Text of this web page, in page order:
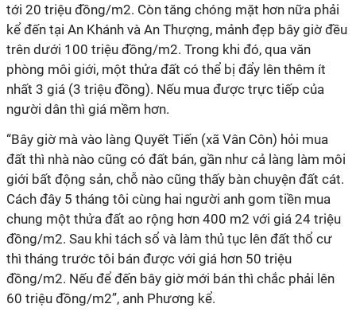
tới 20 triệu đồng/m2. Còn tăng chóng mặt hơn nữa phải
kể đến tại An Khánh và An Thượng, mảnh đẹp bây giờ đều
trên dưới 100 triệu đồng/m2. Trong khi đó, qua văn
phòng môi giới, một thửa đất có thể bị đẩy lên thêm ít
nhất 3 giá (3 triệu đồng). Nếu mua được trực tiếp của
người dân thì giá mềm hơn.
“Bây giờ mà vào làng Quyết Tiến (xã Vân Côn) hỏi mua
đất thì nhà nào cũng có đất bán, gần như cả làng làm môi
giới bất động sản, chỗ nào cũng thấy bàn chuyện đất cát.
Cách đây 5 tháng tôi cùng hai người anh gom tiền mua
chung một thửa đất ao rộng hơn 400 m2 với giá 24 triệu
đồng/m2. Sau khi tách sổ và làm thủ tục lên đất thổ cư
thì tháng trước tôi bán được với giá hơn 50 triệu
đồng/m2. Nếu để đến bây giờ mới bán thì chắc phải lên
60 triệu đồng/m2”, anh Phương kể.